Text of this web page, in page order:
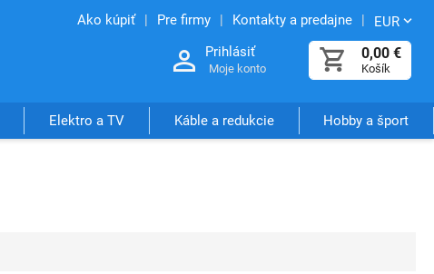
Ako kúpiť Pre firmy Kontakty a predajne EUR
0,00 €
Košík
Prihlásiť
Moje konto
Elektro a TV Káble a redukcie Hobby a šport